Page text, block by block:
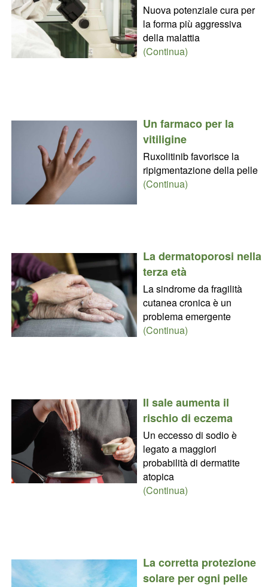
Nuova potenziale cura per
la forma più aggressiva
della malattia
(Continua)
Un farmaco per la
vitiligine
Ruxolitinib favorisce la
ripigmentazione della pelle
(Continua)
La dermatoporosi nella
terza età
La sindrome da fragilità
cutanea cronica è un
problema emergente
(Continua)
Il sale aumenta il
rischio di eczema
Un eccesso di sodio è
legato a maggiori
probabilità di dermatite
atopica
(Continua)
La corretta protezione
solare per ogni pelle